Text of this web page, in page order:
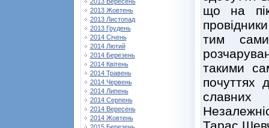
2013 Жовтень
2013 Листопад
2013 Грудень
2014 Січень
2014 Лютий
2014 Березень
2014 Квітень
2014 Травень
2014 Червень
2014 Липень
2014 Серпень
2014 Вересень
2014 Жовтень
що на
тим
такими
почуттях
Тарас